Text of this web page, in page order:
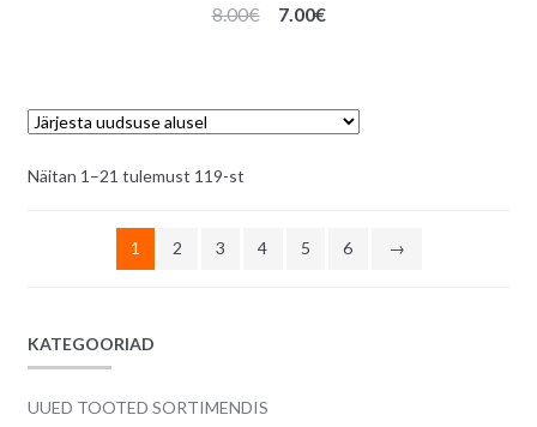
8.00€
Algne
7.00€Praegune
Näitan 1–21 tulemust 119-stSorditud
1
2 3 4 5 6 →
KATEGOORIAD
UUED TOOTED SORTIMENDIS